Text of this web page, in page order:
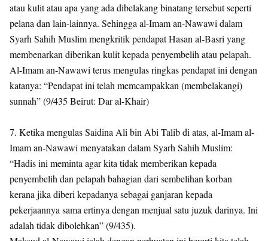
atau kulit atau apa yang ada dibelakang binatang tersebut seperti
pelana dan lain-lainnya. Sehingga al-Imam an-Nawawi dalam
Syarh Sahih Muslim mengkritik pendapat Hasan al-Basri yang
membenarkan diberikan kulit kepada penyembelih atau pelapah.
Al-Imam an-Nawawi terus mengulas ringkas pendapat ini dengan
katanya: “Pendapat ini telah memcampakkan (membelakangi)
sunnah” (9/435 Beirut: Dar al-Khair)
7. Ketika mengulas Saidina Ali bin Abi Talib di atas, al-Imam al-
Imam an-Nawawi menyatakan dalam Syarh Sahih Muslim:
“Hadis ini meminta agar kita tidak memberikan kepada
penyembelih dan pelapah bahagian dari sembelihan korban
kerana jika diberi kepadanya sebagai ganjaran kepada
pekerjaannya sama ertinya dengan menjual satu juzuk darinya. Ini
adalah tidak dibolehkan” (9/435).